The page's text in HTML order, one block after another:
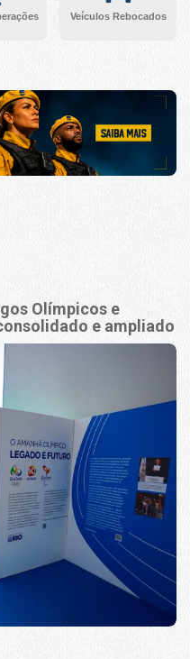
Veículos Rebocados
Olímpicos e
e ampliado